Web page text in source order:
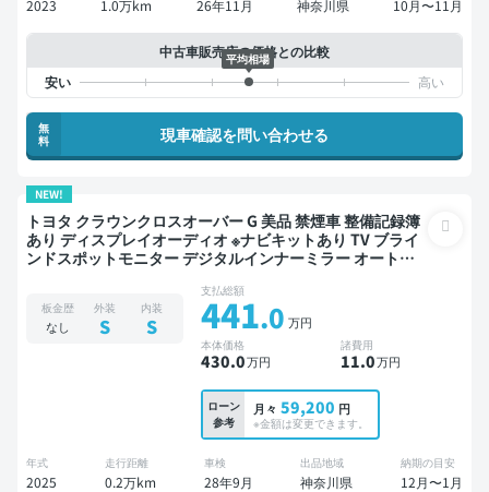
2023 1.0万km 26年11月 神奈川県 10月〜11月
中古車販売店の価格との比較
平均相場
無
料
現車確認を問い合わせる
NEW!
トヨタ クラウンクロスオーバー G 美品 禁煙車 整備記録簿
あり ディスプレイオーディオ ※ナビキットあり TV ブライ
ンドスポットモニター デジタルインナーミラー オートク
全方位カメラ ドライブレコーダー 衝突軽減
板金歴
なし
外装
S
内装
S
支払総額
441.0 万円
本体価格
430.0万円
諸費用
11.0万円
ローン
参考
月々 59,200 円
※金額は変更できます。
年式
2025
走行距離
0.2万km
車検
28年9月
出品地域
神奈川県
納期の目安
12月〜1月